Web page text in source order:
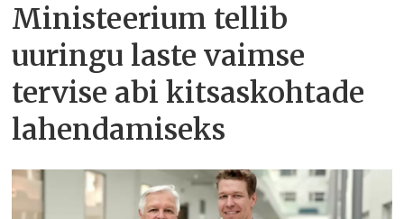
Ministeerium tellib
uuringu laste vaimse
tervise abi kitsaskohtade
lahendamiseks